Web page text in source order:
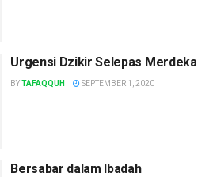
Urgensi Dzikir Selepas Merdeka
BYTAFAQQUH SEPTEMBER 1, 2020
Bersabar dalam Ibadah